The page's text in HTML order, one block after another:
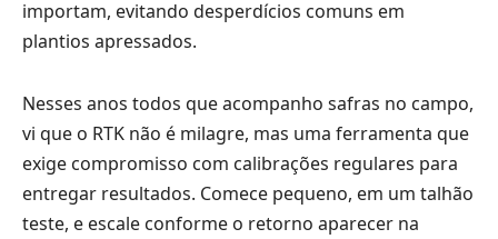
importam, evitando desperdícios comuns em
plantios apressados.
Nesses anos todos que acompanho safras no campo,
vi que o RTK não é milagre, mas uma ferramenta que
exige compromisso com calibrações regulares para
entregar resultados. Comece pequeno, em um talhão
teste, e escale conforme o retorno aparecer na